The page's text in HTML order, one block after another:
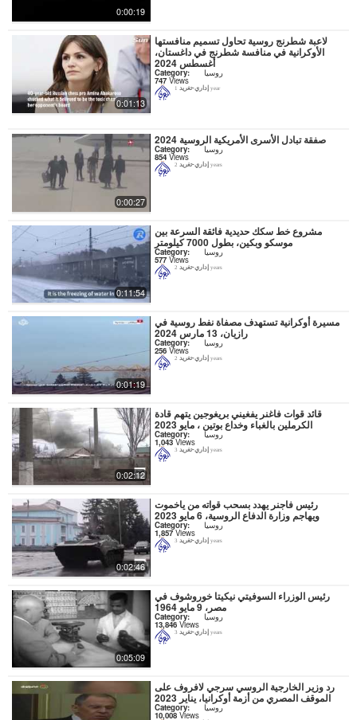
0:00:19
0:01:13
لاعبة شطرنج روسية تحاول تسميم منافستها
الأوكرانية في منافسة شطرنج في داغستان،
أغسطس 2024
Category: روسيا
747Views
إداري-تغريد 1 year
0:00:27
صفقة تبادل الأسرى الأمريكية الروسية 2024
Category: روسيا
854 Views
إداري-تغريد 2 years
0:11:54
مشروع خط سكك حديدية فائقة السرعة بين
موسكو وبكين، بطول 7000 كيلومتر
Category: روسيا
577Views
إداري-تغريد 2 years
0:01:19
مسيرة أوكرانية تستهدف مصفاة نفط روسية في
رازيان، 13 مارس 2024
Category: روسيا
256 Views
إداري-تغريد 2 years
0:02:12
قائد قوات فاغنر يفغيني بريغوجين يتهم قادة
الكرملين بالغباء وخداع بوتين ، مايو 2023
Category: روسيا
1,043Views
إداري-تغريد 3 years
0:02:46
رئيس فاجنر يهدد بسحب قواته من ياخموت
ويهاجم وزارة الدفاع الروسية، 6 مايو 2023
Category: روسيا
1,857Views
إداري-تغريد 3 years
0:05:09
رئيس الوزراء السوفيتي نيكيتا خوروشوف في
مصر، 9 مايو 1964
Category: روسيا
13,846 Views
إداري-تغريد 3 years
رد وزير الخارجية الروسي سرجي لافروف على
الموقف المصري من أزمة أوكرانيا، يناير 2023
Category: روسيا
10,008 Views